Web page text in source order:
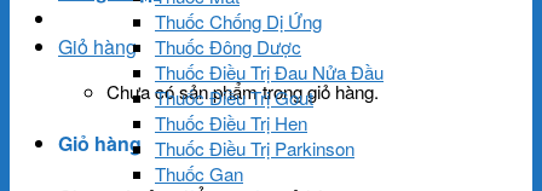
Giỏ hàng
Chưa có sản phẩm trong giỏ hàng.
Giỏ hàng
Thuốc Chống Dị Ứng
Thuốc Đông Dược
Thuốc Điều Trị Đau Nửa Đầu
Thuốc Điều Trị Gout
Thuốc Điều Trị Hen
Thuốc Điều Trị Parkinson
Thuốc Gan